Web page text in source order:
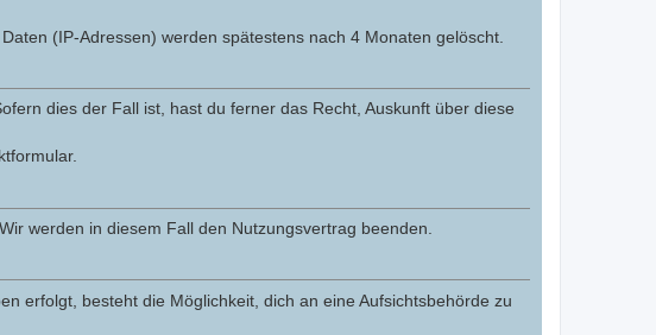
(IP-Adressen) werden spätestens nach 4 Monaten gelöscht.
dies der Fall ist, hast du ferner das Recht, Auskunft über diese
werden in diesem Fall den Nutzungsvertrag beenden.
erfolgt, besteht die Möglichkeit, dich an eine Aufsichtsbehörde zu